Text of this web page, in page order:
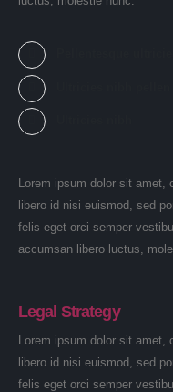
Lorem ipsum dolor sit
libero id nisi euismod, sed
felis eget orci semper
accumsan libero luctus,
Legal Strategy
Lorem ipsum dolor sit
libero id nisi euismod, sed
felis eget orci semper